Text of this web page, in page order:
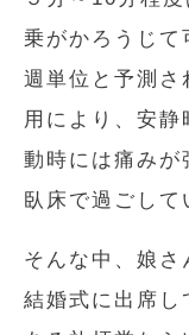
乗がかろうじて
週単位と予測さ
用により、安
動時には痛みが
臥床で過ごして
そんな中、娘さ
結婚式に出席し